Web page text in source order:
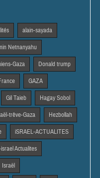
alain-sayada
Netnanyahu
Gaza Donald trump
GAZA
Gil Taieb Hagay Sobol
trêve-Gaza Hezbollah
iSRAEL-ACTUALITES
Actualites
Israël